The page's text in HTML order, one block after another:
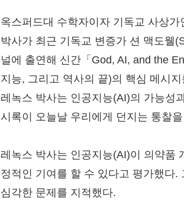
옥스퍼드대 수학자이자 기독교 사상
박사가 최근 기독교 변증가 션 맥도웰
널에 출연해 신간「God, AI, and the
지능, 그리고 역사의 끝)의 핵심 메시
레녹스 박사는 인공지능(AI)의 가능성
시록이 오늘날 우리에게 던지는 통찰
레녹스 박사는 인공지능(AI)이 의약품
정적인 기여를 할 수 있다고 평가했다.
심각한 문제를 지적했다.